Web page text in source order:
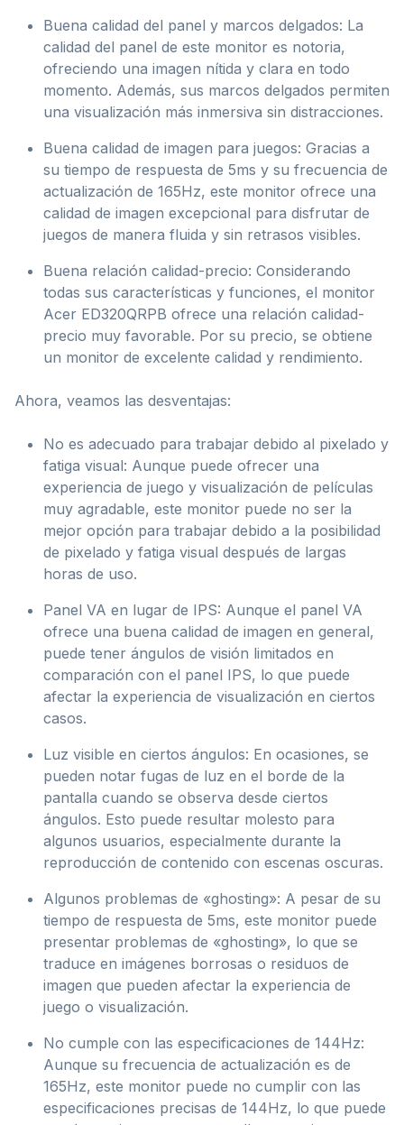
Buena calidad del panel y marcos delgados: La
calidad del panel de este monitor es notoria,
ofreciendo una imagen nítida y clara en todo
momento. Además, sus marcos delgados permiten
una visualización más inmersiva sin distracciones.
Buena calidad de imagen para juegos: Gracias a
su tiempo de respuesta de 5ms y su frecuencia de
actualización de 165Hz, este monitor ofrece una
calidad de imagen excepcional para disfrutar de
juegos de manera fluida y sin retrasos visibles.
Buena relación calidad-precio: Considerando
todas sus características y funciones, el monitor
Acer ED320QRPB ofrece una relación calidad-
precio muy favorable. Por su precio, se obtiene
un monitor de excelente calidad y rendimiento.
Ahora, veamos las desventajas:
No es adecuado para trabajar debido al pixelado y
fatiga visual: Aunque puede ofrecer una
experiencia de juego y visualización de películas
muy agradable, este monitor puede no ser la
mejor opción para trabajar debido a la posibilidad
de pixelado y fatiga visual después de largas
horas de uso.
Panel VA en lugar de IPS: Aunque el panel VA
ofrece una buena calidad de imagen en general,
puede tener ángulos de visión limitados en
comparación con el panel IPS, lo que puede
afectar la experiencia de visualización en ciertos
casos.
Luz visible en ciertos ángulos: En ocasiones, se
pueden notar fugas de luz en el borde de la
pantalla cuando se observa desde ciertos
ángulos. Esto puede resultar molesto para
algunos usuarios, especialmente durante la
reproducción de contenido con escenas oscuras.
Algunos problemas de «ghosting»: A pesar de su
tiempo de respuesta de 5ms, este monitor puede
presentar problemas de «ghosting», lo que se
traduce en imágenes borrosas o residuos de
imagen que pueden afectar la experiencia de
juego o visualización.
No cumple con las especificaciones de 144Hz:
Aunque su frecuencia de actualización es de
165Hz, este monitor puede no cumplir con las
especificaciones precisas de 144Hz, lo que puede